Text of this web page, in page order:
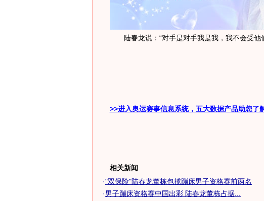
陆春龙说：“对手是对手我是我，我不会受他
>>进入奥运赛事信息系统，五大数据产品助您了
相关新闻
·"双保险"陆春龙董栋包揽蹦床男子资格赛前两名
·男子蹦床资格赛中国出彩 陆春龙董栋占据...